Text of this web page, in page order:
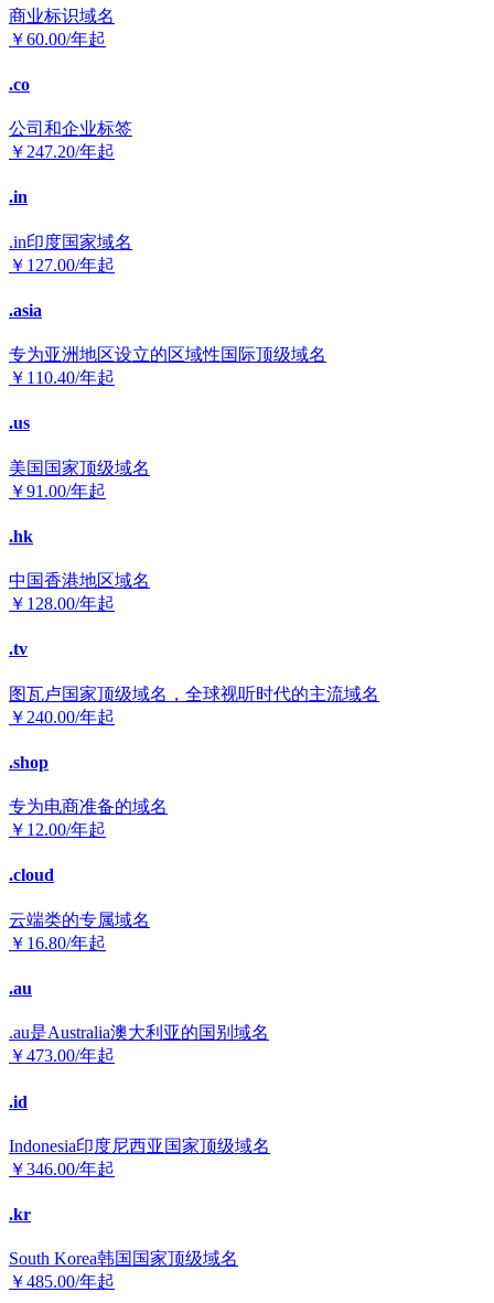
商业标识域名
￥60.00/年起
.co
公司和企业标签
￥ 247.20/年起
.in
.in印度国家域名
￥ 127.00/年起
.asia
专为亚洲地区设立的区域性国际顶级域名
￥ 110.40/年起
.us
美国国家顶级域名
￥91.00/年起
.hk
中国香港地区域名
￥ 128.00/年起
.tv
图瓦卢国家顶级域名，全球视听时代的主流域名
￥ 240.00/年起
.shop
专为电商准备的域名
￥ 12.00/年起
.cloud
云端类的专属域名
￥ 16.80/年起
.au
.au是Australia澳大利亚的国别域名
￥473.00/年起
.id
Indonesia印度尼西亚国家顶级域名
￥346.00/年起
.kr
South Korea韩国国家顶级域名
￥485.00/年起